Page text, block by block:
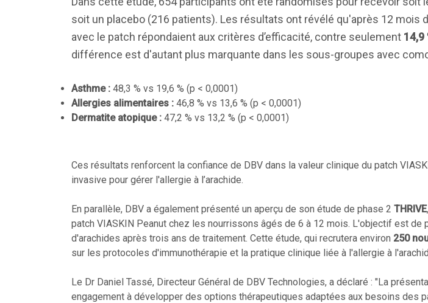
soit un placebo (216 patients). Les résultats ont révélé qu'après 12 mois
avec le patch répondaient aux critères d’efficacité, contre seulement 14,9
différence est d'autant plus marquante dans les sous-groupes avec
Asthme : 48,3 % vs 19,6 % (p < 0,0001)
Allergies alimentaires : 46,8 % vs 13,6 % (p < 0,0001)
Dermatite atopique : 47,2 % vs 13,2 % (p < 0,0001)
Ces résultats renforcent la confiance de DBV dans la valeur clinique du patch
invasive pour gérer l'allergie à l’arachide.
En parallèle, DBV a également présenté un aperçu de son étude de phase 2 THRIVE
patch VIASKIN Peanut chez les nourrissons âgés de 6 à 12 mois. L'objectif est
d'arachides après trois ans de traitement. Cette étude, qui recrutera environ 250
sur les protocoles d'immunothérapie et la pratique clinique liée à l'allergie à
Le Dr Daniel Tassé, Directeur Général de DBV Technologies, a déclaré : "La
engagement à développer des options thérapeutiques adaptées aux besoins des